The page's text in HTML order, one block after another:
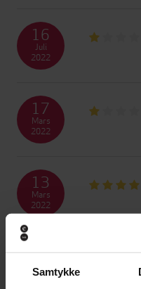
Samtykke
16
Juli
2022
17
Mars
2022
13
Mars
2022
17
Januar
2022